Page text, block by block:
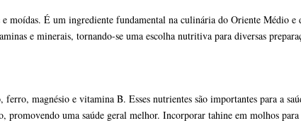
moídas. É um ingrediente fundamental na culinária do Oriente Médio
e minerais, tornando-se uma escolha nutritiva para diversas
magnésio e vitamina B. Esses nutrientes são importantes para a
promovendo uma saúde geral melhor. Incorporar tahine em molhos